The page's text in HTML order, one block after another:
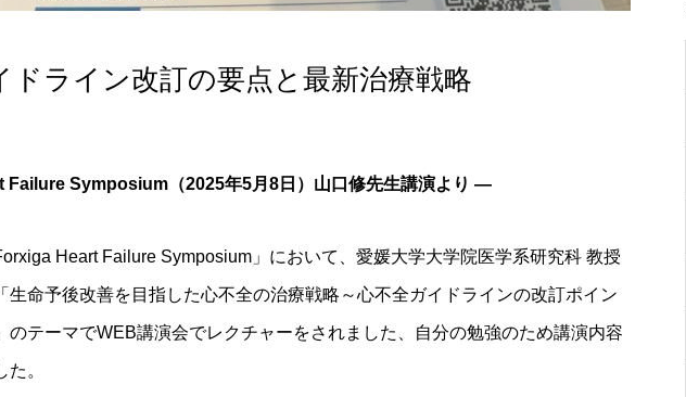
ドライン改訂の要点と最新治療戦略
Symposium（2025年5月8日）山口修先生講演より ―
Heart Failure Symposium」において、愛媛大学大学院医学系研究科 教授
生命予後改善を目指した心不全の治療戦略～心不全ガイドラインの改訂ポイン
のテーマでWEB講演会でレクチャーをされました、自分の勉強のため講演内容
。